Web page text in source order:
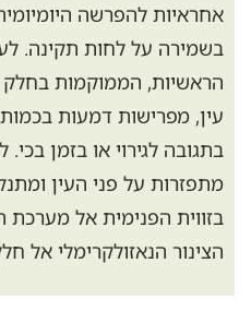
אחראיות להפרשה
בשמירה על לחות תקינה.
הראשיות, הממוקמות בחלק
עין, מפרישות דמעות
בתגובה לגירוי או בזמן
מתפזרות על פני העין
בזווית הפנימית אל מערכת
הצינור הנאזולקרימלי אל